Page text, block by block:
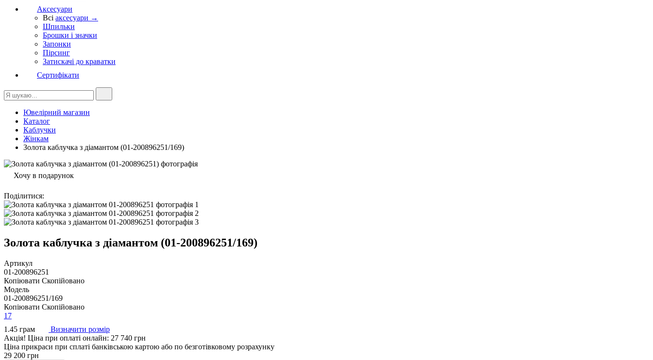
Аксесуари
Всі аксесуари →
Шпильки
Брошки і значки
Запонки
Пірсинг
Затискачі до краватки
Сертифікати
Ювелірний магазин
Каталог
Каблучки
Жінкам
Золота каблучка з діамантом (01-200896251/169)
Хочу в подарунок
Поділитися:
Золота каблучка з діамантом (01-200896251/169)
Артикул
01-200896251
Копіювати Скопійовано
Модель
01-200896251/169
Копіювати Скопійовано
17
1.45 грам
Визначити розмір
Акцiя! Ціна при оплаті онлайн: 27 740 грн
Ціна прикраси при сплаті банківською картою або по безготівковому розрахунку
29 200 грн